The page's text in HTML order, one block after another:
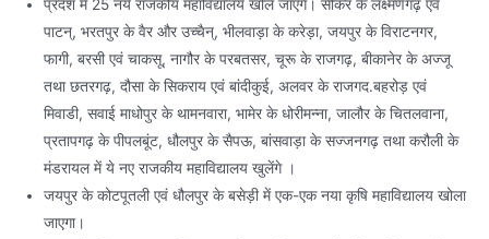
प्रदेश में 25 नये राजकीय महाविद्यालय खोले जाएंगे। सीकर के लक्ष्मणगढ़ एवं
पाटन्, भरतपुर के वैर और उच्चैन्, भीलवाड़ा के करेड़ा, जयपुर के विराटनगर,
फागी, बरसी एवं चाकसू, नागौर के परबतसर, चूरू के राजगढ़, बीकानेर के अज्जू
तथा छतरगढ़, दौसा के सिकराय एवं बांदीकुई, अलवर के राजगद.बहरोड़ एवं
मिवाडी, सवाई माधोपुर के थामनवारा, भामेर के धोरीमन्ना, जालौर के चितलवाना,
प्रतापगढ़ के पीपलबूंट, धौलपुर के सैपऊ, बांसवाड़ा के सज्जनगढ़ तथा करौली के
मंडरायल में ये नए राजकीय महाविद्यालय खुलेंगे ।
जयपुर के कोटपूतली एवं धौलपुर के बसेड़ी में एक-एक नया कृषि महाविद्यालय खोला
जाएगा।